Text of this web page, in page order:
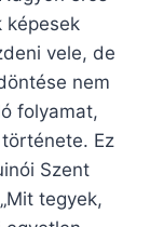
képesek
vele, de
nem
folyamat,
Ez
Szent
tegyek,